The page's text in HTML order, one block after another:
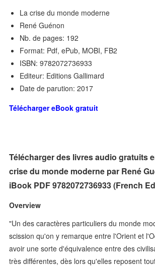
La crise du monde moderne
René Guénon
Nb. de pages: 192
Format: Pdf, ePub, MOBI, FB2
ISBN: 9782072736933
Editeur: Editions Gallimard
Date de parution: 2017
Télécharger eBook gratuit
Télécharger des livres audio gratuits
crise du monde moderne par René
iBook PDF 9782072736933 (French
Overview
"Un des caractères particuliers du monde
scission qu'on y remarque entre l'Orient et
avoir une sorte d'équivalence entre des
très différentes, dès lors qu'elles reposent